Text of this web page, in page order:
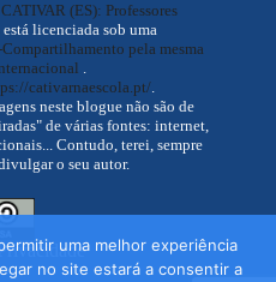
CATIVAR (ES): Professores
está licenciada sob uma
pela mesma
.
cativarnaescola.pt/.
neste blogue não são de
de várias fontes: internet,
Contudo, terei, sempre
o seu autor.
uma melhor experiência
no site estará a consentir a